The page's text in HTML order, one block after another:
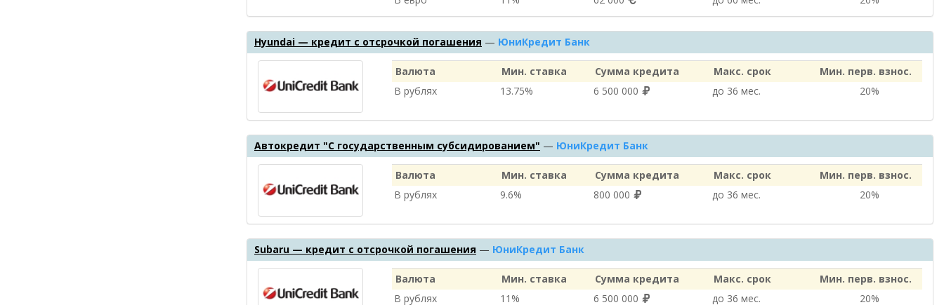
Hyundai — кредит с отсрочкой погашения — ЮниКредит Банк
Валюта Мин. ставка Сумма кредита Макс. срок
Мин. перв. взнос.
В рублях
13.75% 6 500 000 до 36 мес. 20%
Автокредит "С государственным субсидированием" — ЮниКредит Банк
Валюта Мин. ставка Сумма кредита Макс. срок
Мин. перв. взнос.
В рублях
9.6% 800 000 до 36 мес. 20%
Subaru — кредит с отсрочкой погашения — ЮниКредит Банк
Валюта Мин. ставка Сумма кредита Макс. срок
Мин. перв. взнос.
В рублях
11% 6 500 000 до 36 мес. 20%